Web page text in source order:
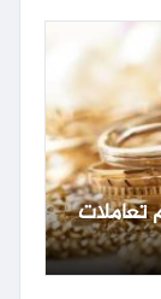
بختام تعاملات